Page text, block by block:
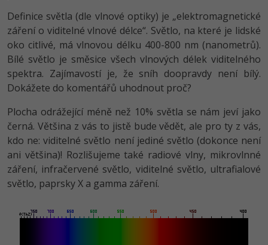
Definice světla (dle vlnové optiky) je „elektromagnetické
záření o viditelné vlnové délce“. Světlo, na které je lidské
oko citlivé, má vlnovou délku 400-800 nm (nanometrů).
Bílé světlo je směsice všech vlnových délek viditelného
spektra. Zajímavostí je, že sníh doopravdy není bílý.
Dokážete do komentářů uhodnout proč?
Plocha odrážející méně než 10% světla se nám jeví jako
černá. Většina z vás to jistě bude vědět, ale pro ty z vás,
kdo ne: viditelné světlo není jediné světlo (dokonce není
ani většina)! Rozlišujeme také radiové vlny, mikrovlnné
záření, infračervené světlo, viditelné světlo, ultrafialové
světlo, paprsky X a gamma záření.